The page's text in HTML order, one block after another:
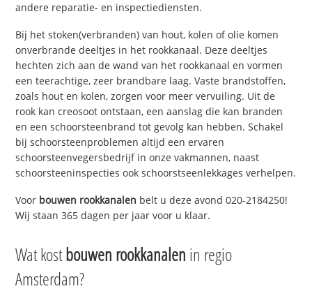
andere reparatie- en inspectiediensten.
Bij het stoken(verbranden) van hout, kolen of olie komen
onverbrande deeltjes in het rookkanaal. Deze deeltjes
hechten zich aan de wand van het rookkanaal en vormen
een teerachtige, zeer brandbare laag. Vaste brandstoffen,
zoals hout en kolen, zorgen voor meer vervuiling. Uit de
rook kan creosoot ontstaan, een aanslag die kan branden
en een schoorsteenbrand tot gevolg kan hebben. Schakel
bij schoorsteenproblemen altijd een ervaren
schoorsteenvegersbedrijf in onze vakmannen, naast
schoorsteeninspecties ook schoorstseenlekkages verhelpen.
Voor bouwen rookkanalen belt u deze avond 020-2184250!
Wij staan 365 dagen per jaar voor u klaar.
Wat kostbouwen rookkanalen in regio
Amsterdam?